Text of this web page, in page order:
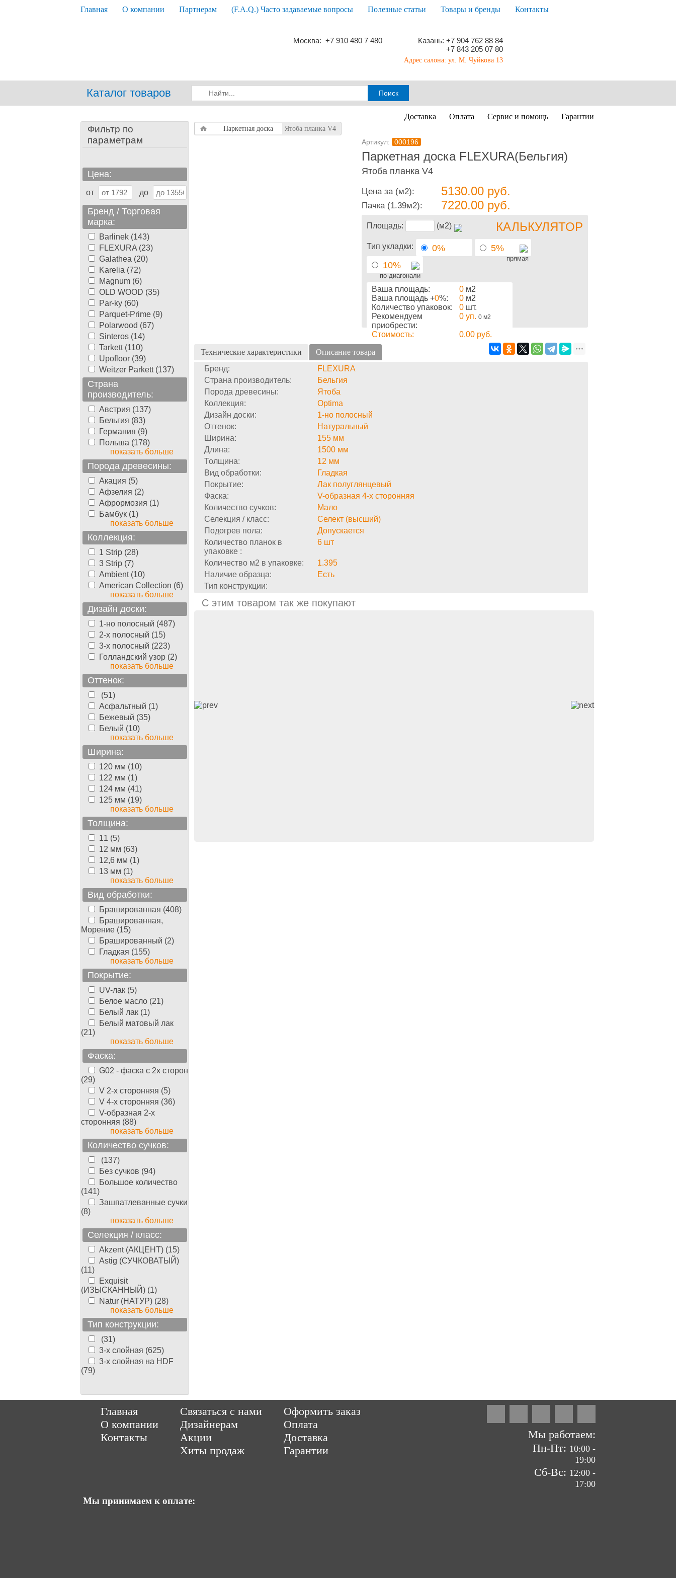
Главная О компании Партнерам (F.A.Q.) Часто задаваемые вопросы Полезные статьи Товары и бренды Контакты
Москва: +7 910 480 7 480
Казань: +7 904 762 88 84
+7 843 205 07 80
Адрес салона: ул. М. Чуйкова 13
Каталог товаров
Доставка Оплата Сервис и помощь Гарантии
Фильтр по
параметрам
Цена:
от до
Бренд / Торговая
марка:
Barlinek (143)
FLEXURA (23)
Galathea (20)
Karelia (72)
Magnum (6)
OLD WOOD (35)
Par-ky (60)
Parquet-Prime (9)
Polarwood (67)
Sinteros (14)
Tarkett (110)
Upofloor (39)
Weitzer Parkett (137)
Страна
производитель:
Австрия (137)
Бельгия (83)
Германия (9)
Польша (178)
показать больше
Порода древесины:
Акация (5)
Афзелия (2)
Афрормозия (1)
Бамбук (1)
показать больше
Коллекция:
1 Strip (28)
3 Strip (7)
Ambient (10)
American Collection (6)
показать больше
Дизайн доски:
1-но полосный (487)
2-х полосный (15)
3-х полосный (223)
Голландский узор (2)
показать больше
Оттенок:
(51)
Асфальтный (1)
Бежевый (35)
Белый (10)
показать больше
Ширина:
120 мм (10)
122 мм (1)
124 мм (41)
125 мм (19)
показать больше
Толщина:
11 (5)
12 мм (63)
12,6 мм (1)
13 мм (1)
показать больше
Вид обработки:
Брашированная (408)
Брашированная,
Морение (15)
Брашированный (2)
Гладкая (155)
показать больше
Покрытие:
UV-лак (5)
Белое масло (21)
Белый лак (1)
Белый матовый лак
(21)
показать больше
Фаска:
G02 - фаска с 2х сторон
(29)
V 2-х сторонняя (5)
V 4-х сторонняя (36)
V-образная 2-х
сторонняя (88)
показать больше
Количество сучков:
(137)
Без сучков (94)
Большое количество
(141)
Зашпатлеванные сучки
(8)
показать больше
Селекция / класс:
Akzent (АКЦЕНТ) (15)
Astig (СУЧКОВАТЫЙ)
(11)
Exquisit
(ИЗЫСКАННЫЙ) (1)
Natur (НАТУР) (28)
показать больше
Тип конструкции:
(31)
3-х слойная (625)
3-х слойная на HDF
(79)
Паркетная доска Ятоба планка V4
Артикул: 000196
Паркетная доска FLEXURA(Бельгия)
Ятоба планка V4
Цена за (м2): 5130.00руб.
Пачка(1.39м2): 7220.00руб.
Площадь: (м2) КАЛЬКУЛЯТОР
Тип укладки: 0% 5%
прямая
10%
по диагонали
Ваша площадь: 0 м2
Ваша площадь +0%: 0 м2
Количество упаковок:
0 шт.
Рекомендуем
приобрести:
0 уп. 0 м2
Стоимость: 0,00 руб.
Технические характеристики
Описание товара
Бренд:
FLEXURA
Страна производитель:
Бельгия
Порода древесины:
Ятоба
Коллекция:
Optima
Дизайн доски:
1-но полосный
Оттенок:
Натуральный
Ширина:
155 мм
Длина:
1500 мм
Толщина:
12 мм
Вид обработки:
Гладкая
Покрытие:
Лак полуглянцевый
Фаска:
V-образная 4-х сторонняя
Количество сучков:
Мало
Селекция / класс:
Селект (высший)
Подогрев пола:
Допускается
Количество планок в
упаковке :
6 шт
Количество м2 в упаковке:
1.395
Наличие образца:
Есть
Тип конструкции:
С этим товаром так же покупают
Подложка GRANORTEПробковая
подложка GRANORTE 2 мм
Пробковое дерево, 2,0 мм,
100-1000 мм
390.00
Главная
О компании
Контакты
Связаться с нами
Дизайнерам
Акции
Хиты продаж
Оформить заказ
Оплата
Доставка
Гарантии
Мы работаем:
Пн-Пт: 10:00 -
19:00
Сб-Вс: 12:00 -
17:00
Мы принимаем к оплате:
Продвижение сайтов by «ВзлЁт»